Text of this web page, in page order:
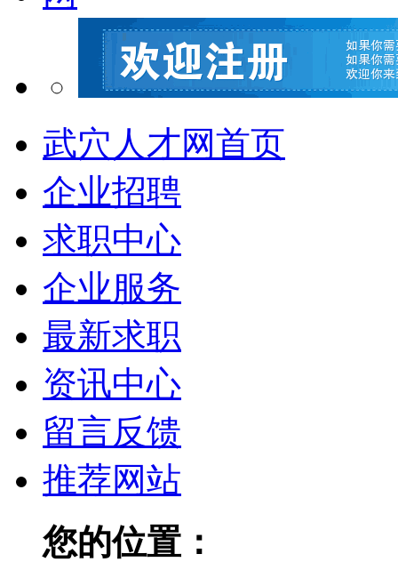
武穴人才网首页
企业招聘
求职中心
企业服务
最新求职
资讯中心
留言反馈
推荐网站
您的位置：